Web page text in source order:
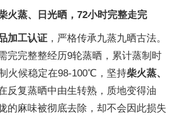
火蒸、日光晒，72小时完整走完
加工认证 ，严格传承九蒸九晒古法。
完完整整经历9轮蒸晒，累计蒸制时
火候稳定在98-100℃，坚持柴火蒸、
反复蒸晒中由生转熟，质地变得油
的麻味被彻底去除，却不会因此损失